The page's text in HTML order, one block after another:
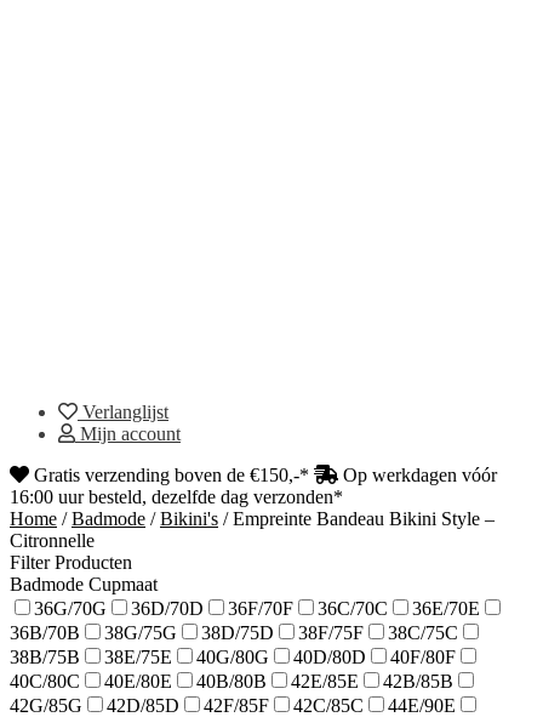
Verlanglijst
Mijn account
Gratis verzending boven de €150,-*
Op werkdagen vóór
16:00 uur besteld, dezelfde dag verzonden*
Home /Badmode /Bikini's /Empreinte Bandeau Bikini Style –
Citronnelle
Filter Producten
Badmode Cupmaat
36G/70G
36D/70D 36F/70F 36C/70C
36E/70E
36B/70B
38G/75G 38D/75D 38F/75F
38C/75C
38B/75B
38E/75E 40G/80G 40D/80D
40F/80F
40C/80C
40E/80E 40B/80B 42E/85E
42B/85B
42G/85G
42D/85D 42F/85F 42C/85C
44E/90E